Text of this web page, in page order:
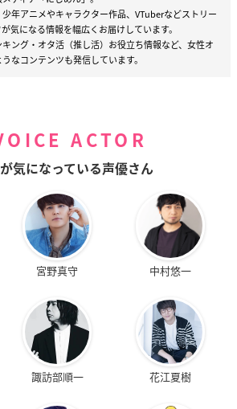
年アニメやキャラクター作品、VTuberなどストリー
気になる情報を幅広くお届けしています。
ング・オタ活（推し活）お役立ち情報など、女性オ
なコンテンツも発信しています。
ACTOR
気になっている声優さん
宮野真守 中村悠一
諏訪部順一 花江夏樹